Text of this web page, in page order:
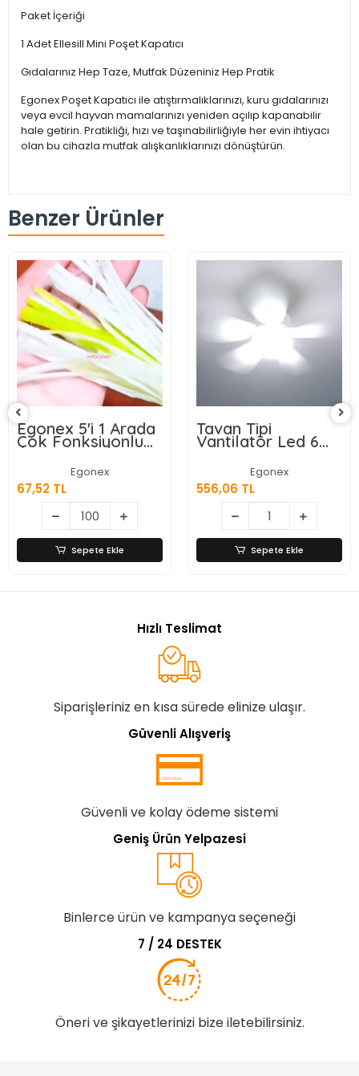
Paket İçeriği
1 Adet Ellesill Mini Poşet Kapatıcı
Gıdalarınız Hep Taze, Mutfak Düzeniniz Hep Pratik
Egonex Poşet Kapatıcı ile atıştırmalıklarınızı, kuru gıdalarınızı
veya evcil hayvan mamalarınızı yeniden açılıp kapanabilir
hale getirin. Pratikliği, hızı ve taşınabilirliğiyle her evin ihtiyacı
olan bu cihazla mutfak alışkanlıklarınızı dönüştürün.
Benzer Ürünler
Tavan Tipi
Vantilatör Led 6
Kanatlı
Egonex
556,06 TL
Sepete Ekle
Wasspender WS-
300 Akıllı Su Sebili
- Gizli Damacanalı
- Dokunmatik
Ekran Egonex
9.028,87 TL
Sepete Ekle
Hızlı Teslimat
Siparişleriniz en kısa sürede elinize ulaşır.
Güvenli Alışveriş
Güvenli ve kolay ödeme sistemi
Geniş Ürün Yelpazesi
Binlerce ürün ve kampanya seçeneği
7 / 24 DESTEK
Öneri ve şikayetlerinizi bize iletebilirsiniz.